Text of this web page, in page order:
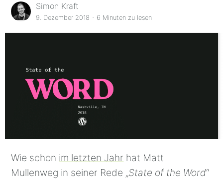
Simon Kraft
9. Dezember 2018 · 6 Minuten zu lesen
Wie schon im letzten Jahr hat Matt
Mullenweg in seiner Rede „State of the Word“